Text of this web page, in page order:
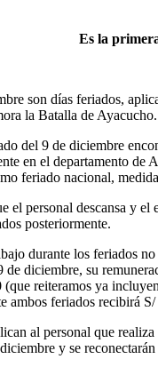
Es la
son días feriados,
la Batalla de
del 9 de diciembre
en el departamento
feriado nacional,
el personal descansa y
posteriormente.
durante los feriados
diciembre, su
(que reiteramos ya
ambos feriados recibirá
al personal que
y se